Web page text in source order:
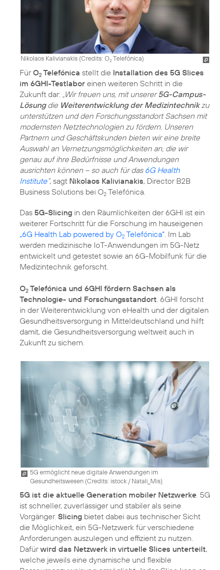
Nikolaos Kalivianakis (Credits: O2Telefónica)
FürO2 Telefónica stellt die Installation des 5G Slices
im 6GHI-Testlabor einen weiteren Schritt in die
Zukunft dar: „Wir freuen uns, mit unserer5G-Campus-
Lösungdie Weiterentwicklung der Medizintechnikzu
unterstützen und den Forschungsstandort Sachsen mit
modernsten Netztechnologien zu fördern. Unseren
Partnern und Geschäftskunden bieten wir eine breite
Auswahl an Vernetzungsmöglichkeiten an, die wir
genau auf ihre Bedürfnisse und Anwendungen
ausrichten können – so auch für das 6G Health
Institute“, sagt Nikolaos Kalivianakis, Director B2B
Business Solutions bei O2 Telefónica.
Das 5G-Slicing in den Räumlichkeiten der 6GHI ist ein
weiterer Fortschritt für die Forschung im hauseigenen
„6G Health Lab powered by O2 Telefónica“ . Im Lab
werden medizinische IoT-Anwendungen im 5G-Netz
entwickelt und getestet sowie an 6G-Mobilfunk für die
Medizintechnik geforscht.
O2 Telefónica und 6GHI fördern Sachsen als
Technologie- und Forschungsstandort . 6GHI forscht
in der Weiterentwicklung von eHealth und der digitalen
Gesundheitsversorgung in Mitteldeutschland und hilft
damit, die Gesundheitsversorgung weltweit auch in
Zukunft zu sichern.
5G ermöglicht neue digitale Anwendungen im
Gesundheitswesen (Credits: istock / Natali_Mis)
5G ist die aktuelle Generation mobiler Netzwerke. 5G
ist schneller, zuverlässiger und stabiler als seine
Vorgänger. Slicing bietet dabei aus technischer Sicht
die Möglichkeit, ein 5G-Netzwerk für verschiedene
Anforderungen auszulegen und effizient zu nutzen.
Dafürwird das Netzwerk in virtuelle Slices unterteilt,
welche jeweils eine dynamische und flexible